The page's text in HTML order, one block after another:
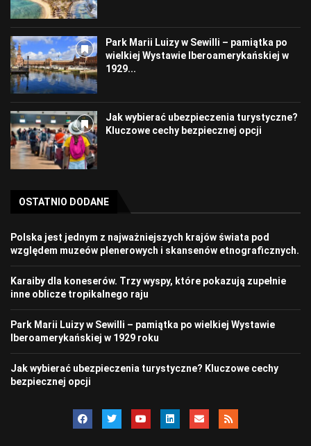
Park Marii Luizy w Sewilli – pamiątka po
wielkiej Wystawie Iberoamerykańskiej w
1929...
Jak wybierać ubezpieczenia turystyczne?
Kluczowe cechy bezpiecznej opcji
OSTATNIO DODANE
Polska jest jednym z najważniejszych krajów świata pod
względem muzeów plenerowych i skansenów etnograficznych.
Karaiby dla koneserów. Trzy wyspy, które pokazują zupełnie
inne oblicze tropikalnego raju
Park Marii Luizy w Sewilli – pamiątka po wielkiej Wystawie
Iberoamerykańskiej w 1929 roku
Jak wybierać ubezpieczenia turystyczne? Kluczowe cechy
bezpiecznej opcji